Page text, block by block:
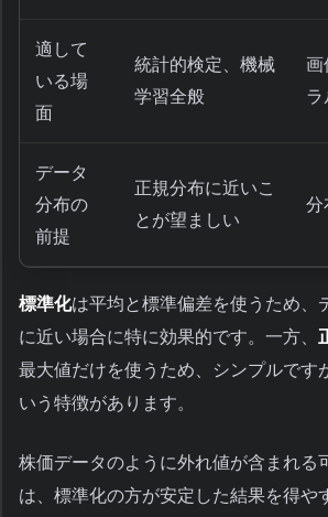
適して
いる場
面
統計的検定、機械
学習全般
画
ラ
データ
分布の
前提
正規分布に近いこ
とが望ましい
分
標準化は平均と標準偏差を使うため、
に近い場合に特に効果的です。一方、
最大値だけを使うため、シンプルです
いう特徴があります。
株価データのように外れ値が含まれる
は、標準化の方が安定した結果を得や